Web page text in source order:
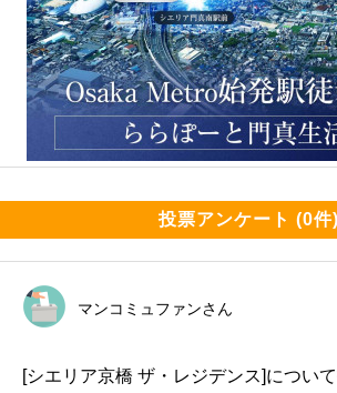
投票アンケート (0件)
マンコミュファンさん
[シエリア京橋 ザ・レジデンス]につい